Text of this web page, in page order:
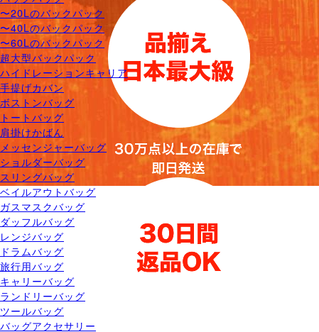
〜20Lのバックパック
〜40Lのバックパック
〜60Lのバックパック
超大型バックパック
ハイドレーションキャリア
手提げカバン
ボストンバッグ
トートバッグ
肩掛けかばん
メッセンジャーバッグ
ショルダーバッグ
スリングバッグ
ベイルアウトバッグ
ガスマスクバッグ
ダッフルバッグ
レンジバッグ
ドラムバッグ
旅行用バッグ
キャリーバッグ
ランドリーバッグ
ツールバッグ
バッグアクセサリー